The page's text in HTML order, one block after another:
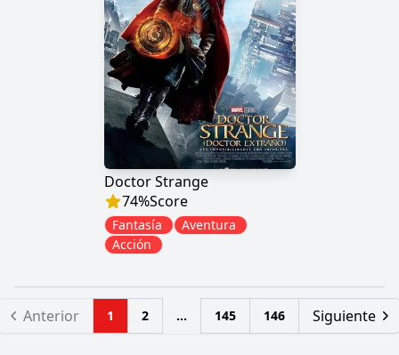
Doctor Strange
74%Score
Fantasía
Aventura
Acción
Anterior 1 2 ... 145 146 Siguiente